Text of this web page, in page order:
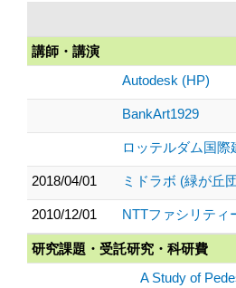
講師・講演
Autodesk (HP)
BankArt1929
ロッテルダム国際
2018/04/01 ミドラボ (緑が丘
2010/12/01 NTTファシリティ
研究課題・受託研究・科研費
A Study of